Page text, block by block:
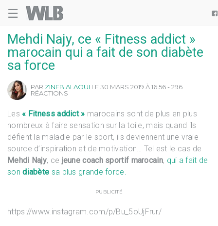
☰ 
Mehdi Najy, ce « Fitness addict »
marocain qui a fait de son diabète
sa force
PAR ZINEB ALAOUI LE 30 MARS 2019 À 16:56 - 296
RÉACTIONS
Les« Fitness addict » marocains sont de plus en plus
nombreux à faire sensation sur la toile, mais quand ils
défient la maladie par le sport, ils deviennent une vraie
source d’inspiration et de motivation… Tel est le cas de
Mehdi Najy, ce jeune coach sportif marocain, qui a fait de
sondiabète sa plus grande force.
PUBLICITÉ
https://www.instagram.com/p/Bu_5oUjFrur/